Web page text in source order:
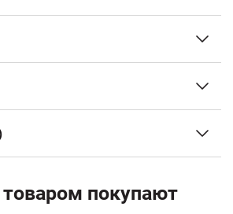
Руса с закрытой каменкой» - это
инженерное решение
каменка расположенная
способность эл. печи за счет
камня в «открытой» каменке, но и
электрическая
от 15 до 20 м3
Выносной пульт
покупают